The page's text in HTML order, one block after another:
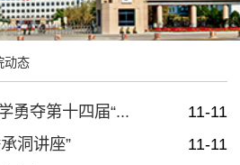
动态
勇夺第十四届“...
11-11
洞讲座”
11-11